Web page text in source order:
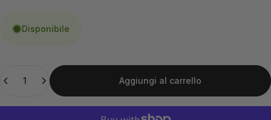
Disponibile
Aggiungi al carrello